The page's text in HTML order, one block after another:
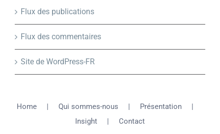
Flux des publications
Flux des commentaires
Site de WordPress-FR
Home Qui sommes-nous
Présentation
Insight
Contact